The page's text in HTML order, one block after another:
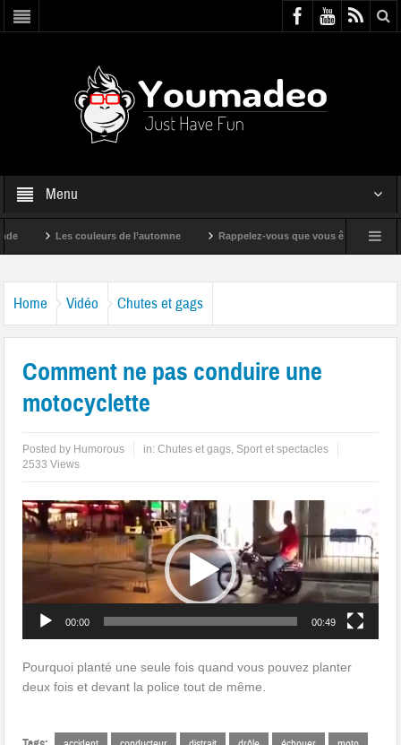
Menu
Les couleurs de l’automne Rappelez-vous que vous êtes super !
Home Vidéo Chutes et gags
Comment ne pas conduire une
motocyclette
Posted by Humorous in:Chutes et gags, Sport et spectacles
2533 Views
Lecteur
vidéo
00:00 00:49
Pourquoi planté une seule fois quand vous pouvez planter
deux fois et devant la police tout de même.